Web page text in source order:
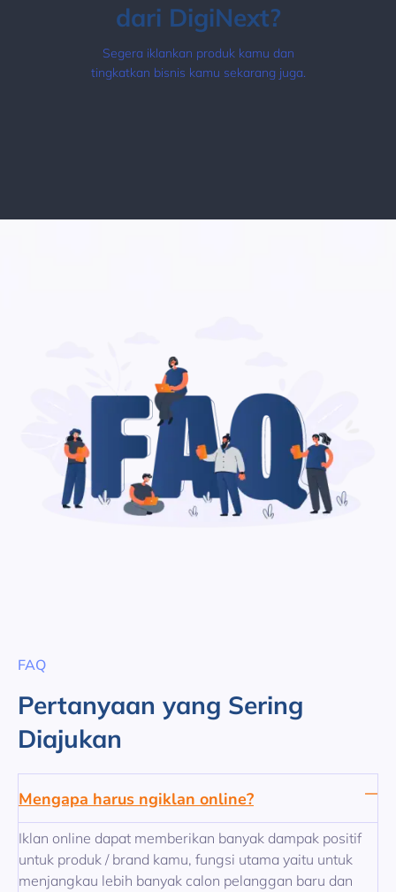
dari DigiNext?
Segera iklankan produk kamu dan
tingkatkan bisnis kamu sekarang juga.
FAQ
Pertanyaan yang Sering
Diajukan
Mengapa harus ngiklan online?
Iklan online dapat memberikan banyak dampak positif
untuk produk / brand kamu, fungsi utama yaitu untuk
menjangkau lebih banyak calon pelanggan baru dan